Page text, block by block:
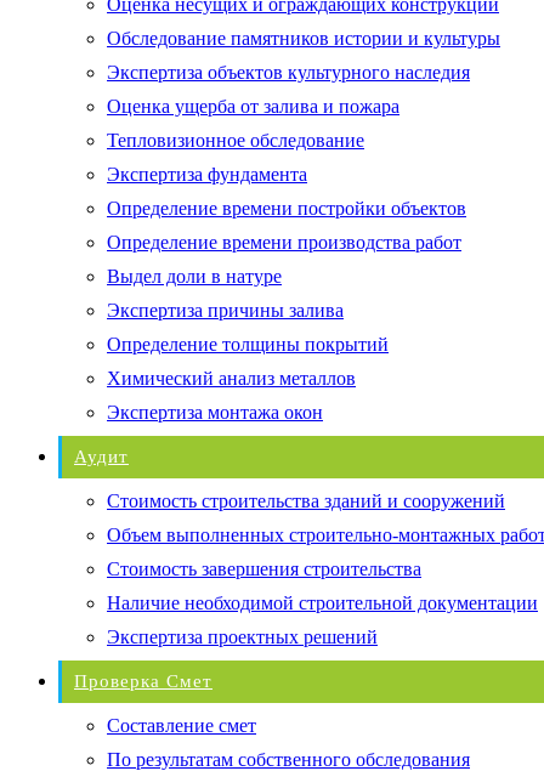
Обследование памятников истории и культуры
Экспертиза объектов культурного наследия
Оценка ущерба от залива и пожара
Тепловизионное обследование
Экспертиза фундамента
Определение времени постройки объектов
Определение времени производства работ
Выдел доли в натуре
Экспертиза причины залива
Определение толщины покрытий
Химический анализ металлов
Экспертиза монтажа окон
Аудит
Стоимость строительства зданий и сооружений
Объем выполненных строительно-монтажных
Стоимость завершения строительства
Наличие необходимой строительной документации
Экспертиза проектных решений
Проверка Смет
Составление смет
По результатам собственного обследования